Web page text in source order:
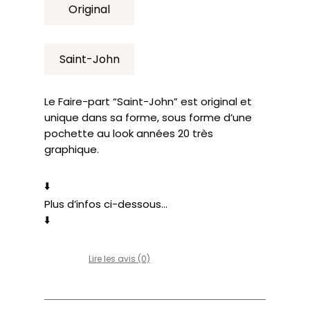
Original
Saint-John
Le Faire-part “Saint-John” est original et
unique dans sa forme, sous forme d’une
pochette au look années 20 très
graphique.
⬇️
Plus d’infos ci-dessous…
⬇️
Lire les avis (0)